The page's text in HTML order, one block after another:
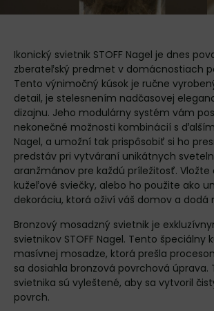
Ikonický svietnik STOFF Nagel je dnes
zberateľský predmet v domácnostiach
Tento výnimočný kúsok je ručne
detail, je stelesnením nadčasovej
dizajnu. Jeho modulárny systém vám
nekonečné možnosti kombinácií s
Nagel, a umožní tak prispôsobiť si ho
predstáv pri vytváraní unikátnych
aranžmánov pre každú príležitosť. Vložte
kužeľové sviečky, alebo ho použite ako
dekoráciu, ktorá oživí váš domov a dodá
Bronzový mosadzný svietnik je
svietnikov STOFF Nagel. Tento špeciálny
masívnej mosadze, ktorá prešla
sa dosiahla bronzová povrchová úprava.
svietnika sú vyleštené, aby sa vytvoril
povrch.